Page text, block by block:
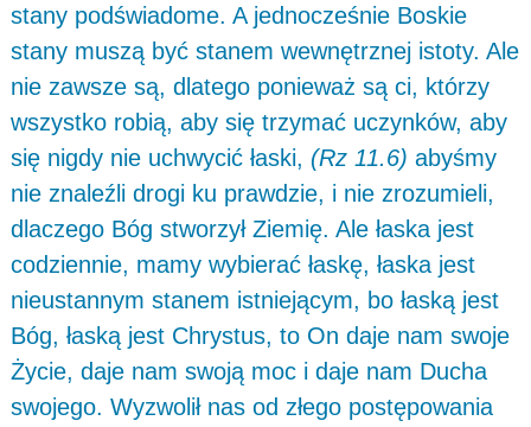
stany podświadome. A jednocześnie Boskie
stany muszą być stanem wewnętrznej istoty. Ale
nie zawsze są, dlatego ponieważ są ci, którzy
wszystko robią, aby się trzymać uczynków, aby
się nigdy nie uchwycić łaski, (Rz 11.6) abyśmy
nie znaleźli drogi ku prawdzie, i nie zrozumieli,
dlaczego Bóg stworzył Ziemię. Ale łaska jest
codziennie, mamy wybierać łaskę, łaska jest
nieustannym stanem istniejącym, bo łaską jest
Bóg, łaską jest Chrystus, to On daje nam swoje
Życie, daje nam swoją moc i daje nam Ducha
swojego. Wyzwolił nas od złego postępowania